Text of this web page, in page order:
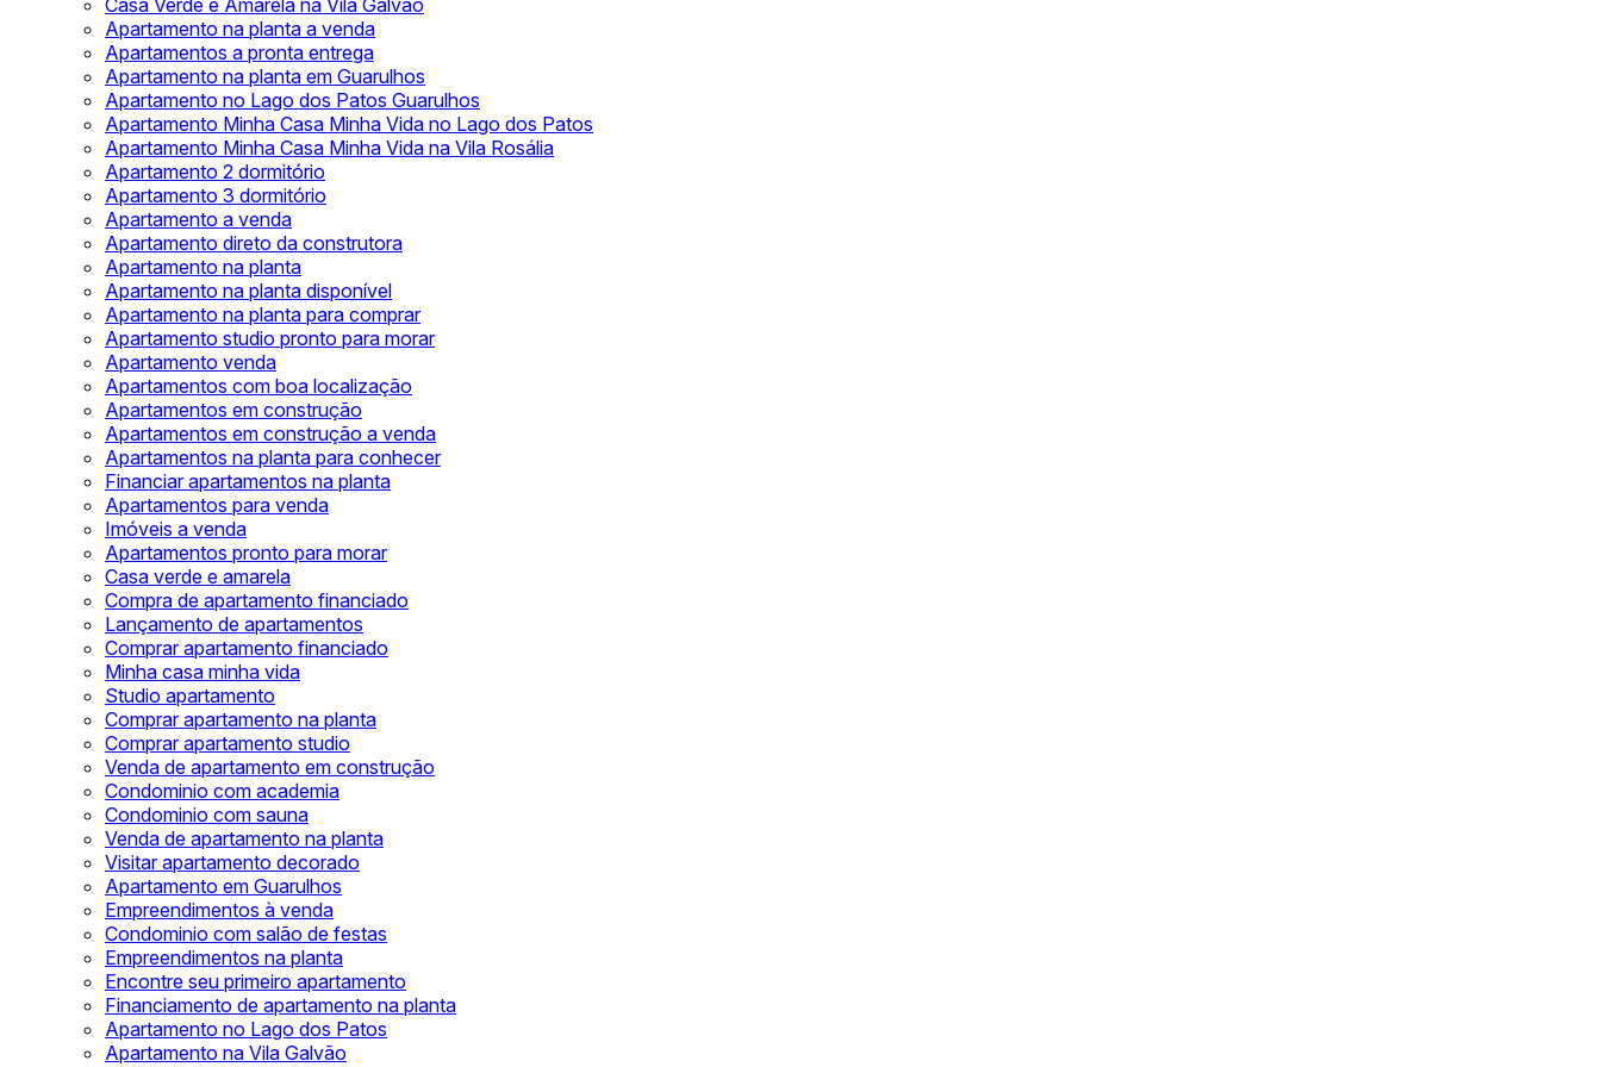
Casa Verde e Amarela na Vila Galvão
Apartamento na planta a venda
Apartamentos a pronta entrega
Apartamento na planta em Guarulhos
Apartamento no Lago dos Patos Guarulhos
Apartamento Minha Casa Minha Vida no Lago dos Patos
Apartamento Minha Casa Minha Vida na Vila Rosália
Apartamento 2 dormitório
Apartamento 3 dormitório
Apartamento a venda
Apartamento direto da construtora
Apartamento na planta
Apartamento na planta disponível
Apartamento na planta para comprar
Apartamento studio pronto para morar
Apartamento venda
Apartamentos com boa localização
Apartamentos em construção
Apartamentos em construção a venda
Apartamentos na planta para conhecer
Financiar apartamentos na planta
Apartamentos para venda
Imóveis a venda
Apartamentos pronto para morar
Casa verde e amarela
Compra de apartamento financiado
Lançamento de apartamentos
Comprar apartamento financiado
Minha casa minha vida
Studio apartamento
Comprar apartamento na planta
Comprar apartamento studio
Venda de apartamento em construção
Condominio com academia
Condominio com sauna
Venda de apartamento na planta
Visitar apartamento decorado
Apartamento em Guarulhos
Empreendimentos à venda
Condominio com salão de festas
Empreendimentos na planta
Encontre seu primeiro apartamento
Financiamento de apartamento na planta
Apartamento no Lago dos Patos
Apartamento na Vila Galvão